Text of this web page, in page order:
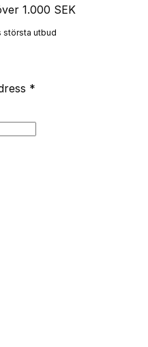
1.000 SEK
returratt
största utbud
största utbud
*